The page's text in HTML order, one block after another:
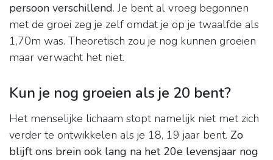
persoon verschillend. Je bent al vroeg begonnen
met de groei zeg je zelf omdat je op je twaalfde als
1,70m was. Theoretisch zou je nog kunnen groeien
maar verwacht het niet.
Kun je nog groeien als je 20 bent?
Het menselijke lichaam stopt namelijk niet met zich
verder te ontwikkelen als je 18, 19 jaar bent. Zo
blijft ons brein ook lang na het 20e levensjaar nog